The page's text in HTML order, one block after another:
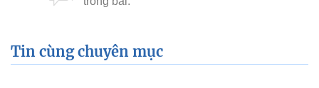
Tin cùng chuyên mục